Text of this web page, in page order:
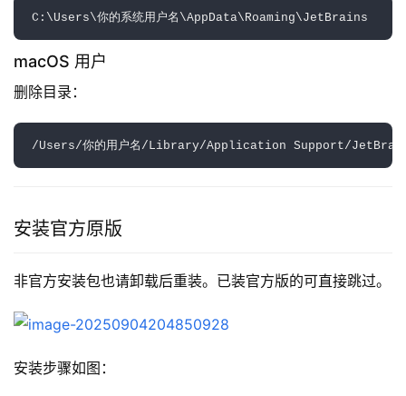
macOS 用户
删除目录：
安装官方原版
非官方安装包也请卸载后重装。已装官方版的可直接跳过。
安装步骤如图：